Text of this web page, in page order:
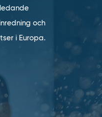
och
i Europa.